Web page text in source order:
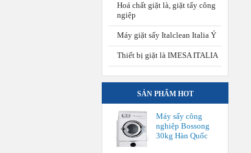
Hoá chất giặt là, giặt tẩy công
ngiệp
Máy giặt sấy Italclean Italia Ý
Thiết bị giặt là IMESA ITALIA
SẢN PHẨM HOT
Máy sấy công
nghiệp Bossong
30kg Hàn Quốc